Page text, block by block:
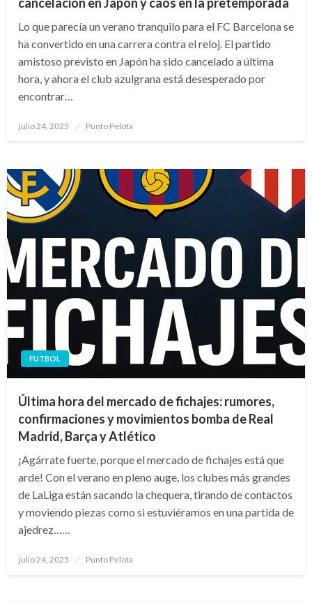
Lo que parecía un verano tranquilo para el FC Barcelona se
ha convertido en una carrera contra el reloj. El partido
amistoso previsto en Japón ha sido cancelado a última
hora, y ahora el club azulgrana está desesperado por
encontrar…
Publicado
julio 24, 2025 Punto Pelota
FUTBOL
Última hora del mercado de fichajes: rumores,
confirmaciones y movimientos bomba de Real
Madrid, Barça y Atlético
¡Agárrate fuerte, porque el mercado de fichajes está que
arde! Con el verano en pleno auge, los clubes más grandes
de LaLiga están sacando la chequera, tirando de contactos
y moviendo piezas como si estuviéramos en una partida de
ajedrez……
Publicado
julio 24, 2025 Punto Pelota